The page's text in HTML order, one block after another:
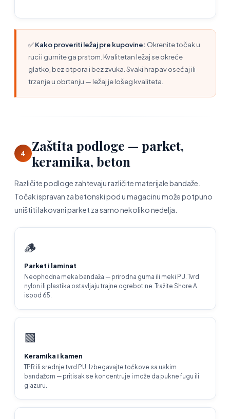
✅Kako proveriti ležaj pre kupovine: Okrenite točak u
ruci i gurnite ga prstom. Kvalitetan ležaj se okreće
glatko, bez otpora i bez zvuka. Svaki hrapav osećaj ili
trzanje u obrtanju — ležaj je lošeg kvaliteta.
4
Zaštita podloge — parket,
keramika, beton
Različite podloge zahtevaju različite materijale bandaže.
Točak ispravan za betonski pod u magacinu može potpuno
uništiti lakovani parket za samo nekoliko nedelja.
🪵
Parket i laminat
Neophodna meka bandaža — prirodna guma ili meki PU. Tvrd
nylon ili plastika ostavljaju trajne ogrebotine. Tražite Shore A
ispod 65.
🟫
Keramika i kamen
TPR ili srednje tvrd PU. Izbegavajte točkove sa uskim
bandažom — pritisak se koncentruje i može da pukne fugu ili
glazuru.